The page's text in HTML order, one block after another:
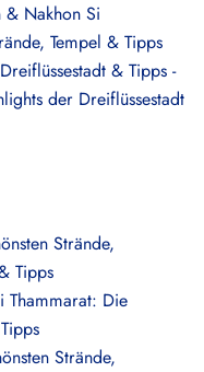
& Nakhon Si
Tempel & Tipps
& Tipps -
der Dreiflüssestadt
Strände,
Tipps
Thammarat: Die
Strände,